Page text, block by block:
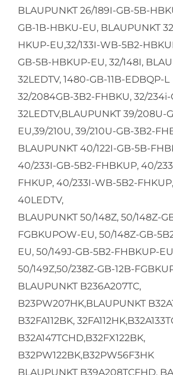
BLAUPUNKT 26/189I-GB-5B-
GB-1B-HBKU-EU, BLAUPUNKT
HKUP-EU,32/133I-WB-5B2-
GB-5B-HBKUP-EU, 32/148I,
32LEDTV, 1480-GB-11B-EDBQP-L
32/2084GB-3B2-FHBKU, 32/
32LEDTV,BLAUPUNKT 39/208U-
EU,39/210U, 39/210U-GB-3B2-
BLAUPUNKT 40/122I-GB-5B-
40/233I-GB-5B2-FHBKUP, 40/
FHKUP, 40/233I-WB-5B2-
40LEDTV,
BLAUPUNKT 50/148Z, 50/148Z-
FGBKUPOW-EU, 50/148Z-GB-
EU, 50/149J-GB-5B2-FHBKUP-
50/149Z,50/238Z-GB-12B-
BLAUPUNKT B236A207TC,
B23PW207HK,BLAUPUNKT
B32FA112BK,
B32A147TCHD,B32FX122BK,
B32PW122BK,B32PW56F3HK
BLAUPUNKT B39A208TCFHD,